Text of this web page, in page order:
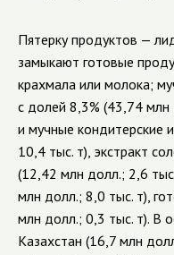
Пятерку продуктов —
замыкают готовые
крахмала или молока;
с долей 8,3% (43,74 млн
и мучные кондитерские
10,4 тыс. т), экстракт
(12,42 млн долл.; 2,6
млн долл.; 8,0 тыс. т),
млн долл.; 0,3 тыс. т). В
Казахстан (16,7 млн